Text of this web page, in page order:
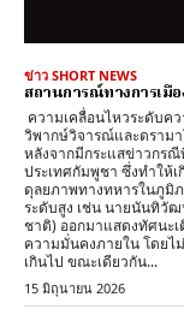
ข่าว SHORT NEWS
สถานการณ์ทางการเมื
ความเคลื่อนไหวระดับความ
วิพากษ์วิจารณ์และดราม
หลังจากมีกระแสข่าวกร
ประเทศกัมพูชา ซึ่งทำให้
ดุลยภาพทางทหารในภูมิภาค ​เรื่องนี้ทำให้ฝ่ายความมั่นคงและอดีต
ระดับสูง เช่น นายนันทิวั
ชาติ) ออกมาแสดงทัศนะเ
ความมั่นคงภายใน โดยไ
เกินไป ​ขณะเดียวกัน...
15 มิถุนายน 2026